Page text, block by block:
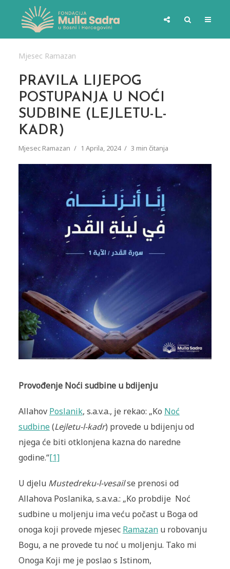
Mjesec Ramazan
PRAVILA LIJEPOG
POSTUPANJA U NOĆI
SUDBINE (LEJLETU-L-
KADR)
Mjesec Ramazan 1 Aprila, 2024 3 min čitanja
Provođenje Noći sudbine u bdijenju
Allahov Poslanik, s.a.v.a., je rekao: „Ko Noć
sudbine(Lejletu-l-kadr) provede u bdijenju od
njega će biti otklonjena kazna do naredne
godine.“[1]
U djelu Mustedreku-l-vesailse prenosi od
Allahova Poslanika, s.a.v.a.: „Ko probdije Noć
sudbine u moljenju ima veću počast u Boga od
onoga koji provede mjesec Ramazanu robovanju
Bogu, a ne provede tu noć u moljenju. Tako mi
Onoga Koji me je poslao s Istinom,